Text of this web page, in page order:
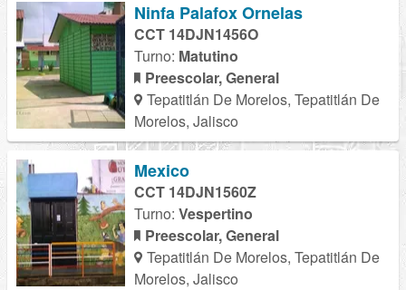
Ninfa Palafox Ornelas
CCT 14DJN1456O
Turno: Matutino
Preescolar, General
Tepatitlán De Morelos, Tepatitlán De
Morelos, Jalisco
Mexico
CCT 14DJN1560Z
Turno: Vespertino
Preescolar, General
Tepatitlán De Morelos, Tepatitlán De
Morelos, Jalisco